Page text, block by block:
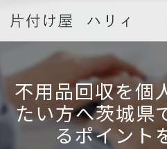
不用品回収を個
たい方へ茨城県
るポイント